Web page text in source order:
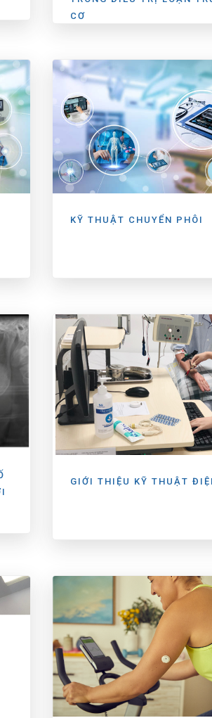
CƠ
KỸ THUẬT CHUYỂN PHÔI
GIỚI THIỆU KỸ THUẬT